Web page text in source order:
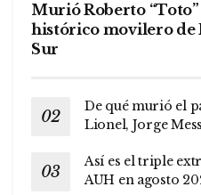
Murió Roberto
histórico movilero de
Sur
De qué murió el
Lionel, Jorge
Así es el triple
AUH en agosto